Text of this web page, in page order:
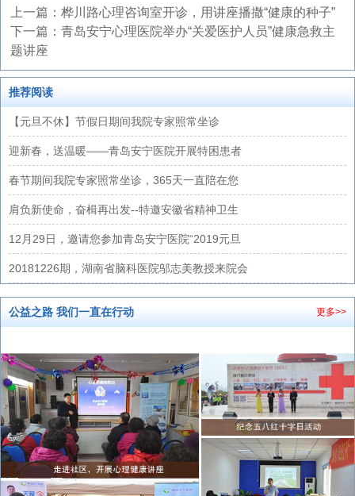
上一篇： 桦川路心理咨询室开诊，用讲座播撒“健康的种子”
下一篇： 青岛安宁心理医院举办“关爱医护人员”健康急救主
题讲座
推荐阅读
【元旦不休】节假日期间我院专家照常坐诊
迎新春，送温暖——青岛安宁医院开展特困患者
春节期间我院专家照常坐诊，365天一直陪在您
肩负新使命，奋楫再出发--特邀安徽省精神卫生
12月29日，邀请您参加青岛安宁医院“2019元旦
20181226期，湖南省脑科医院邬志美教授来院会
公益之路 我们一直在行动 更多>>